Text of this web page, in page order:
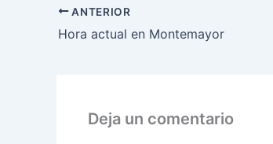
ANTERIOR
Hora actual en Montemayor
Deja un comentario